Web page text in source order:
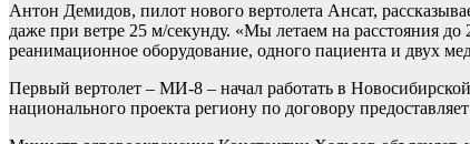
Антон Демидов, пилот нового вертолета Ансат,
даже при ветре 25 м/секунду. «Мы летаем на расстояния
реанимационное оборудование, одного пациента и двух
Первый вертолет – МИ-8 – начал работать в
национального проекта региону по договору